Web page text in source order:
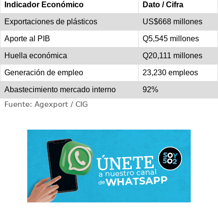
Indicador Económico Dato / Cifra
Exportaciones de plásticos US$668 millones
Aporte al PIB Q5,545 millones
Huella económica Q20,111 millones
Generación de empleo 23,230 empleos
Abastecimiento mercado interno 92%
Fuente: Agexport / CIG